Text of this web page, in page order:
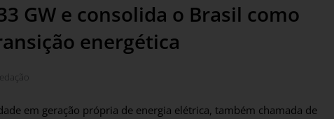
GW e consolida o Brasil como
energética
em geração própria de energia elétrica, também chamada de